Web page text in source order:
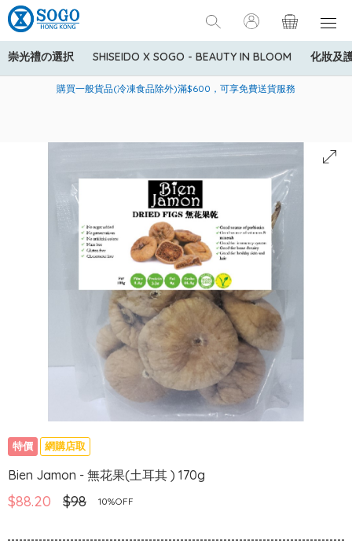
崇光禮の選択 SHISEIDO X SOGO - BEAUTY IN BLOOM 化妝及
美國運通Explorer®信用卡會員購物禮遇：高達5%簽賬回贈！
購買一般貨品(冷凍食品除外)滿$600，可享免費送貨服務
寄送中國內地服務只適用於指定商品，若訂單金額少於HK$600(折
特價 網購店取
Bien Jamon - 無花果(土耳其 ) 170g
$88.20 $98 10%OFF